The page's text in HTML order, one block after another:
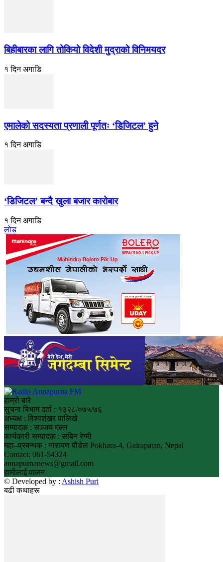
बिहीबारका लागि तोकियो विदेशी मुद्राको विनिमयदर
१ दिन अगाडि
एमालेको सदस्यता प्रणाली पूर्णतः ‘डिजिटल’ हुने
१ दिन अगाडि
‘डिजिटल’ बन्दै खुला बजार कारोबार
१ दिन अगाडि
लोड
हाम्रो बारे
सुचना बिभाग दर्ता : १३२८/०७५/७६
अध्यक्ष : विश्वशंखर पालिखे
सम्पादक : सञ्जय मल्ल
कार्यकारी सम्पादक : सबिन रेग्मी
महा–प्रबन्धक : नारायण पौडेल Pokhara-4, Gairapatan, Nepal
Contact: 061-54324
annapurnanews@gmail.com
हामीलाई पालन
© Developed by : Ashish Puri
बढी कथाहरू